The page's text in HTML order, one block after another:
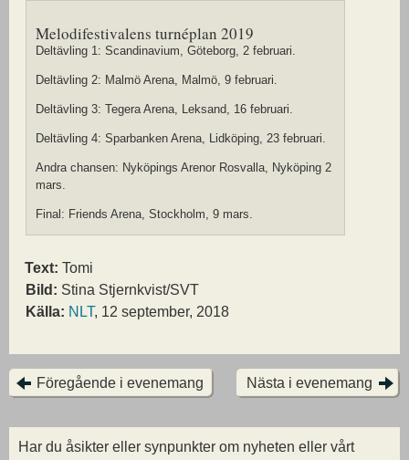
Melodifestivalens turnéplan 2019
Deltävling 1: Scandinavium, Göteborg, 2 februari.
Deltävling 2: Malmö Arena, Malmö, 9 februari.
Deltävling 3: Tegera Arena, Leksand, 16 februari.
Deltävling 4: Sparbanken Arena, Lidköping, 23 februari.
Andra chansen: Nyköpings Arenor Rosvalla, Nyköping 2
mars.
Final: Friends Arena, Stockholm, 9 mars.
Text: Tomi
Bild: Stina Stjernkvist/SVT
Källa: NLT, 12 september, 2018
Föregående i evenemang Nästa i evenemang
Har du åsikter eller synpunkter om nyheten eller vårt